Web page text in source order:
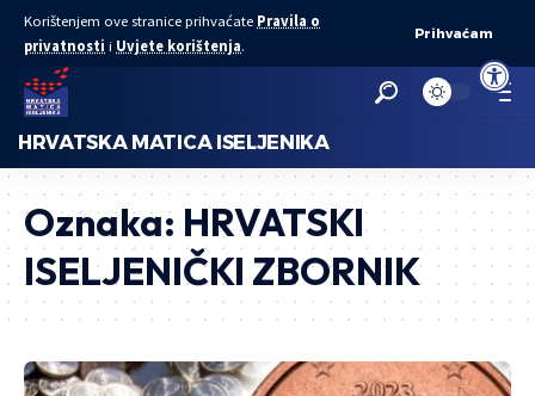
Open
Korištenjem ove stranice prihvaćate Pravila o
privatnosti i Uvjete korištenja.
Prihvaćam
HRVATSKA MATICA ISELJENIKA
Oznaka: HRVATSKI
ISELJENIČKI ZBORNIK